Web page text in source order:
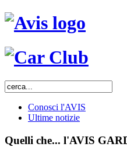
Conosci l'AVIS
Ultime notizie
Quelli che... l'AVIS